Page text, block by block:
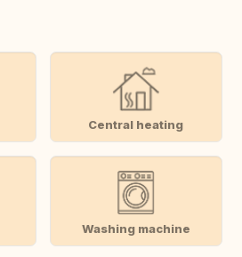
Central heating
Washing machine